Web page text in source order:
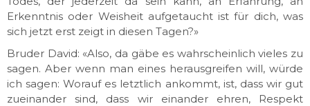
Erkenntnis oder Weisheit aufgetaucht ist für dich, was
sich jetzt erst zeigt in diesen Tagen?»
Bruder David: «Also, da gäbe es wahrscheinlich vieles zu
sagen. Aber wenn man eines herausgreifen will, würde
ich sagen: Worauf es letztlich ankommt, ist, dass wir gut
zueinander sind, dass wir einander ehren, Respekt